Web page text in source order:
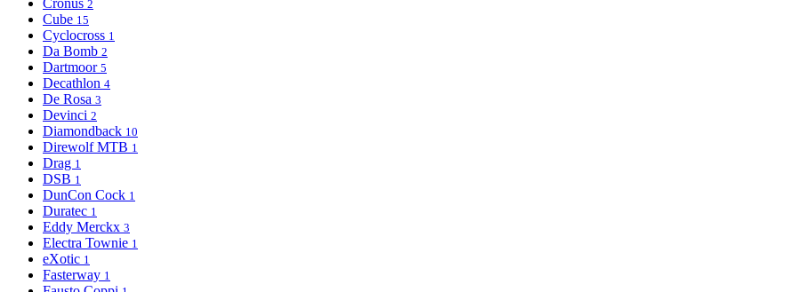
2
Cube 15
Cyclocross 1
Da Bomb 2
Dartmoor 5
Decathlon 4
De Rosa 3
Devinci 2
Diamondback 10
Direwolf MTB 1
Drag 1
DSB 1
DunCon Cock 1
Duratec 1
Eddy Merckx 3
Electra Townie 1
eXotic 1
Fasterway 1